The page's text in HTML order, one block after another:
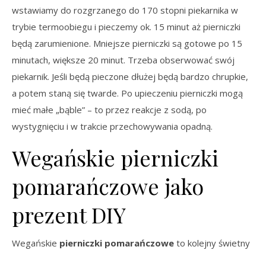
wstawiamy do rozgrzanego do 170 stopni piekarnika w
trybie termoobiegu i pieczemy ok. 15 minut aż pierniczki
będą zarumienione. Mniejsze pierniczki są gotowe po 15
minutach, większe 20 minut. Trzeba obserwować swój
piekarnik. Jeśli będą pieczone dłużej będą bardzo chrupkie,
a potem staną się twarde. Po upieczeniu pierniczki mogą
mieć małe „bąble” – to przez reakcje z sodą, po
wystygnięciu i w trakcie przechowywania opadną.
Wegańskie pierniczki
pomarańczowe jako
prezent DIY
Wegańskie pierniczki pomarańczowe to kolejny świetny